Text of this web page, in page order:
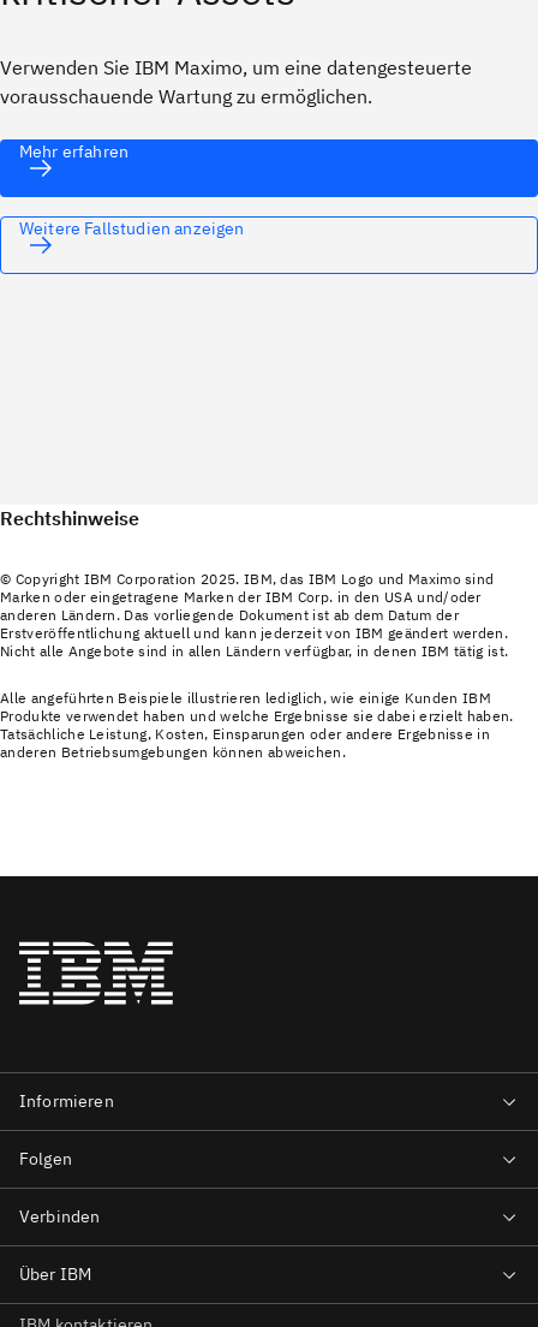
Verwenden Sie IBM Maximo, um eine datengesteuerte
vorausschauende Wartung zu ermöglichen.
Mehr erfahren
Weitere Fallstudien anzeigen
Rechtshinweise
© Copyright IBM Corporation 2025. IBM, das IBM Logo und Maximo sind
Marken oder eingetragene Marken der IBM Corp. in den USA und/oder
anderen Ländern. Das vorliegende Dokument ist ab dem Datum der
Erstveröffentlichung aktuell und kann jederzeit von IBM geändert werden.
Nicht alle Angebote sind in allen Ländern verfügbar, in denen IBM tätig ist.
Alle angeführten Beispiele illustrieren lediglich, wie einige Kunden IBM
Produkte verwendet haben und welche Ergebnisse sie dabei erzielt haben.
Tatsächliche Leistung, Kosten, Einsparungen oder andere Ergebnisse in
anderen Betriebsumgebungen können abweichen.